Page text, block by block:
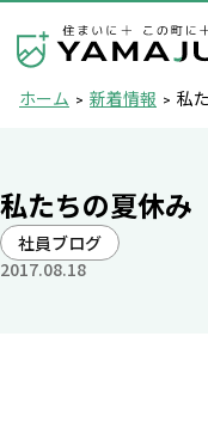
ホーム 新着情報 私
私たちの夏休
社員ブログ
2017.08.18